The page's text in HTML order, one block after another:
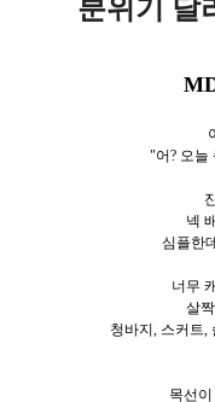
분위기 달
"어? 오늘
넥
심플한
너무
살
청바지, 스커트,
목선